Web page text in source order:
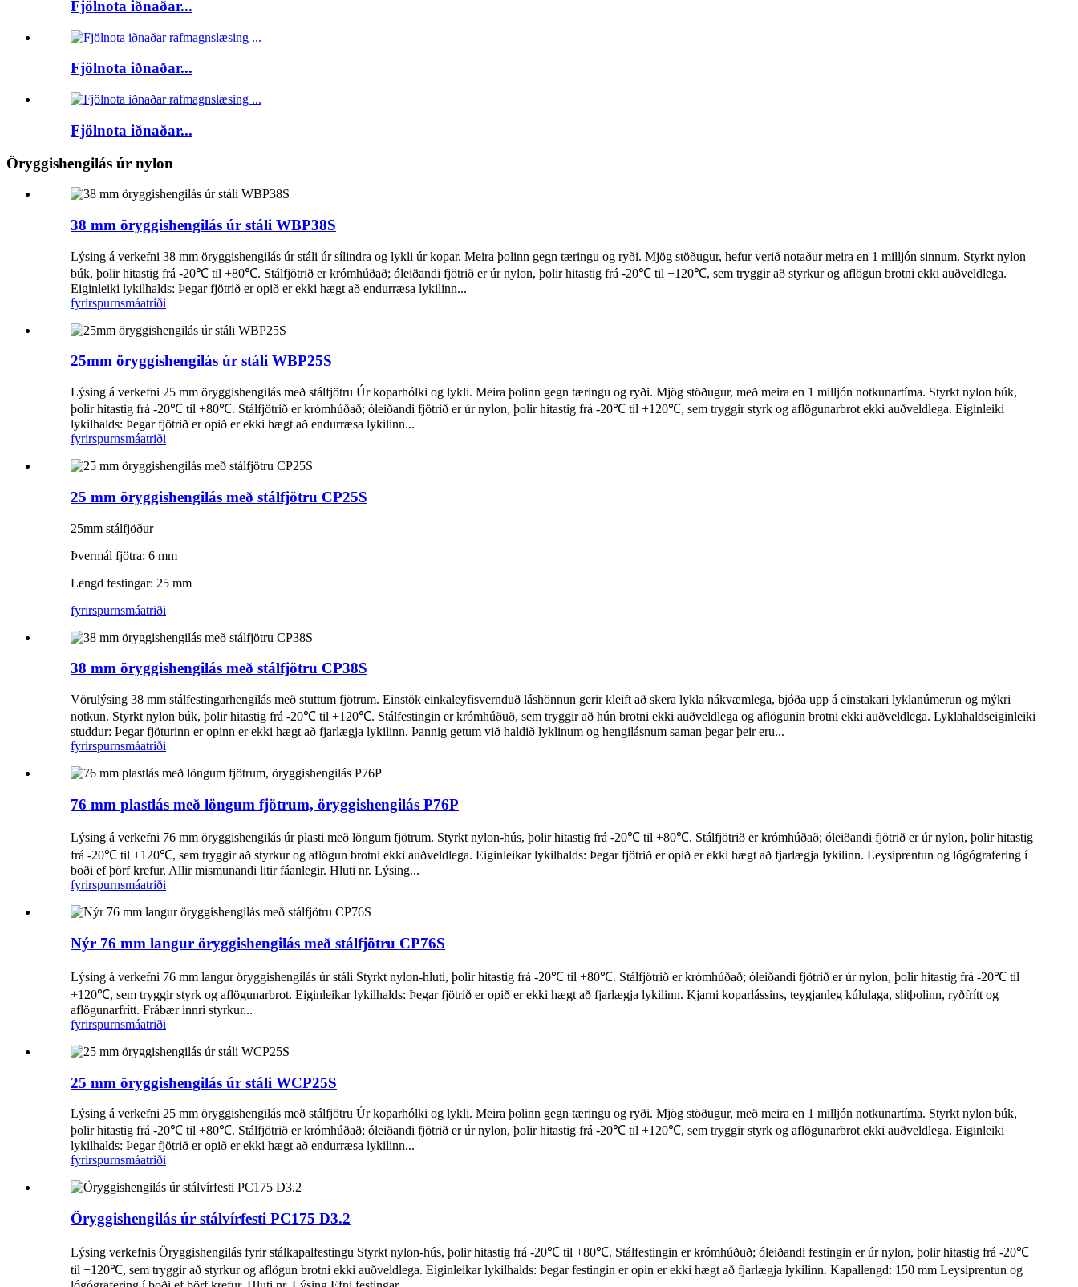
Fjölnota iðnaðar...
Fjölnota iðnaðar...
Fjölnota iðnaðar...
Öryggishengilás úr nylon
38 mm öryggishengilás úr stáli WBP38S
Lýsing á verkefni 38 mm öryggishengilás úr stáli úr sílindra og lykli úr kopar. Meira þolinn gegn tæringu og ryði. Mjög stöðugur, hefur verið notaður meira en 1 milljón sinnum. Styrkt nylon
búk, þolir hitastig frá -20℃ til +80℃. Stálfjötrið er krómhúðað; óleiðandi fjötrið er úr nylon, þolir hitastig frá -20℃ til +120℃, sem tryggir að styrkur og aflögun brotni ekki auðveldlega.
Eiginleiki lykilhalds: Þegar fjötrið er opið er ekki hægt að endurræsa lykilinn...
fyrirspurnsmáatriði
25mm öryggishengilás úr stáli WBP25S
Lýsing á verkefni 25 mm öryggishengilás með stálfjötru Úr koparhólki og lykli. Meira þolinn gegn tæringu og ryði. Mjög stöðugur, með meira en 1 milljón notkunartíma. Styrkt nylon búk,
þolir hitastig frá -20℃ til +80℃. Stálfjötrið er krómhúðað; óleiðandi fjötrið er úr nylon, þolir hitastig frá -20℃ til +120℃, sem tryggir styrk og aflögunarbrot ekki auðveldlega. Eiginleiki
lykilhalds: Þegar fjötrið er opið er ekki hægt að endurræsa lykilinn...
fyrirspurnsmáatriði
25 mm öryggishengilás með stálfjötru CP25S
25mm stálfjöður
Þvermál fjötra: 6 mm
Lengd festingar: 25 mm
fyrirspurnsmáatriði
38 mm öryggishengilás með stálfjötru CP38S
Vörulýsing 38 mm stálfestingarhengilás með stuttum fjötrum. Einstök einkaleyfisvernduð láshönnun gerir kleift að skera lykla nákvæmlega, bjóða upp á einstakari lyklanúmerun og mýkri
notkun. Styrkt nylon búk, þolir hitastig frá -20℃ til +120℃. Stálfestingin er krómhúðuð, sem tryggir að hún brotni ekki auðveldlega og aflögunin brotni ekki auðveldlega. Lyklahaldseiginleiki
studdur: Þegar fjöturinn er opinn er ekki hægt að fjarlægja lykilinn. Þannig getum við haldið lyklinum og hengilásnum saman þegar þeir eru...
fyrirspurnsmáatriði
76 mm plastlás með löngum fjötrum, öryggishengilás P76P
Lýsing á verkefni 76 mm öryggishengilás úr plasti með löngum fjötrum. Styrkt nylon-hús, þolir hitastig frá -20℃ til +80℃. Stálfjötrið er krómhúðað; óleiðandi fjötrið er úr nylon, þolir hitastig
frá -20℃ til +120℃, sem tryggir að styrkur og aflögun brotni ekki auðveldlega. Eiginleikar lykilhalds: Þegar fjötrið er opið er ekki hægt að fjarlægja lykilinn. Leysiprentun og lógógrafering í
boði ef þörf krefur. Allir mismunandi litir fáanlegir. Hluti nr. Lýsing...
fyrirspurnsmáatriði
Nýr 76 mm langur öryggishengilás með stálfjötru CP76S
Lýsing á verkefni 76 mm langur öryggishengilás úr stáli Styrkt nylon-hluti, þolir hitastig frá -20℃ til +80℃. Stálfjötrið er krómhúðað; óleiðandi fjötrið er úr nylon, þolir hitastig frá -20℃ til
+120℃, sem tryggir styrk og aflögunarbrot. Eiginleikar lykilhalds: Þegar fjötrið er opið er ekki hægt að fjarlægja lykilinn. Kjarni koparlássins, teygjanleg kúlulaga, slitþolinn, ryðfrítt og
aflögunarfrítt. Frábær innri styrkur...
fyrirspurnsmáatriði
25 mm öryggishengilás úr stáli WCP25S
Lýsing á verkefni 25 mm öryggishengilás með stálfjötru Úr koparhólki og lykli. Meira þolinn gegn tæringu og ryði. Mjög stöðugur, með meira en 1 milljón notkunartíma. Styrkt nylon búk,
þolir hitastig frá -20℃ til +80℃. Stálfjötrið er krómhúðað; óleiðandi fjötrið er úr nylon, þolir hitastig frá -20℃ til +120℃, sem tryggir styrk og aflögunarbrot ekki auðveldlega. Eiginleiki
lykilhalds: Þegar fjötrið er opið er ekki hægt að endurræsa lykilinn...
fyrirspurnsmáatriði
Öryggishengilás úr stálvírfesti PC175 D3.2
Lýsing verkefnis Öryggishengilás fyrir stálkapalfestingu Styrkt nylon-hús, þolir hitastig frá -20℃ til +80℃. Stálfestingin er krómhúðuð; óleiðandi festingin er úr nylon, þolir hitastig frá -20℃
til +120℃, sem tryggir að styrkur og aflögun brotni ekki auðveldlega. Eiginleikar lykilhalds: Þegar festingin er opin er ekki hægt að fjarlægja lykilinn. Kapallengd: 150 mm Leysiprentun og